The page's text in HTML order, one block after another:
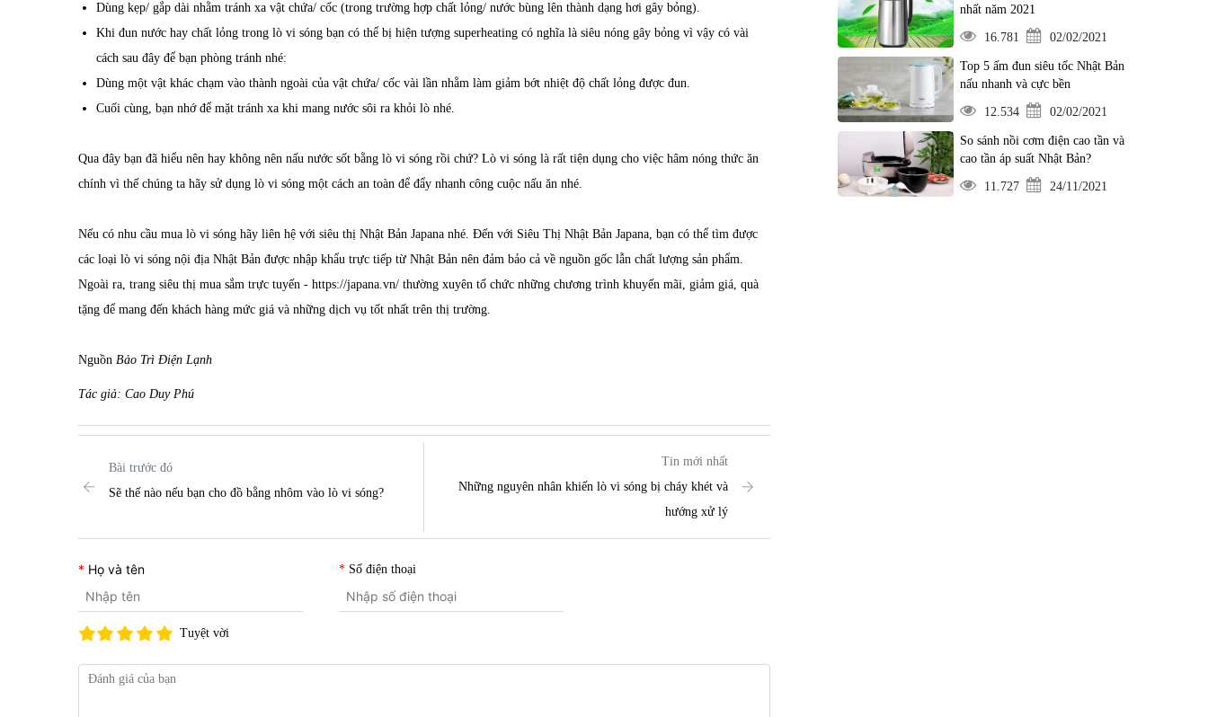
Dùng kẹp/ gắp dài nhằm tránh xa vật chứa/ cốc (trong trường hợp chất lỏng/ nước bùng lên thành dạng hơi gây bỏng).
Khi đun nước hay chất lỏng trong lò vi sóng bạn có thể bị hiện tượng superheating có nghĩa là siêu nóng gây bỏng vì vậy có vài
cách sau đây để bạn phòng tránh nhé:
Dùng một vật khác chạm vào thành ngoài của vật chứa/ cốc vài lần nhằm làm giảm bớt nhiệt độ chất lỏng được đun.
Cuối cùng, bạn nhớ để mặt tránh xa khi mang nước sôi ra khỏi lò nhé.
Qua đây bạn đã hiểu nên hay không nên nấu nước sốt bằng lò vi sóng rồi chứ? Lò vi sóng là rất tiện dụng cho việc hâm nóng thức ăn
chính vì thế chúng ta hãy sử dụng lò vi sóng một cách an toàn để đẩy nhanh công cuộc nấu ăn nhé.
Nếu có nhu cầu mua lò vi sóng hãy liên hệ với siêu thị Nhật Bản Japana nhé. Đến với Siêu Thị Nhật Bản Japana, bạn có thể tìm được
các loại lò vi sóng nội địa Nhật Bản được nhập khẩu trực tiếp từ Nhật Bản nên đảm bảo cả về nguồn gốc lẫn chất lượng sản phẩm.
Ngoài ra, trang siêu thị mua sắm trực tuyến - https://japana.vn/ thường xuyên tố chức những chương trình khuyến mãi, giảm giá, quà
tặng để mang đến khách hàng mức giá và những dịch vụ tốt nhất trên thị trường.
Nguồn Bảo Trì Điện Lạnh
Tác giả: Cao Duy Phú
Bài trước đó
Sẽ thế nào nếu bạn cho đồ bằng nhôm vào lò vi sóng?
Tin mới nhất
Những nguyên nhân khiến lò vi sóng bị cháy khét và
hướng xử lý
Họ và tên Số điện thoại
Tuyệt vời
nhất năm 2021
16.781 02/02/2021
Top 5 ấm đun siêu tốc Nhật Bản
nấu nhanh và cực bền
12.534 02/02/2021
So sánh nồi cơm điện cao tần và
cao tần áp suất Nhật Bản?
11.727 24/11/2021